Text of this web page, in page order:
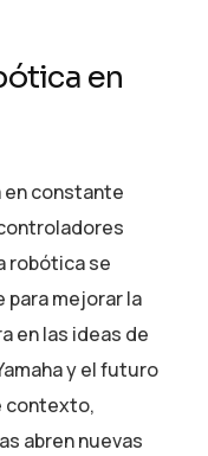
en
constante
robótica se
para mejorar la
en las ideas de
y el futuro
contexto,
abren nuevas